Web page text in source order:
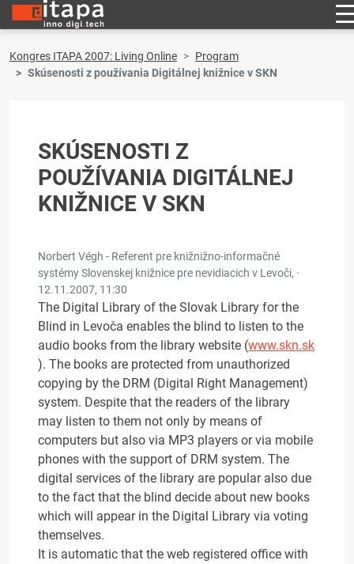
Kongres ITAPA 2007: Living Online
Program
Skúsenosti z používania Digitálnej knižnice v SKN
SKÚSENOSTI Z
POUŽÍVANIA DIGITÁLNEJ
KNIŽNICE V SKN
Norbert Végh - Referent pre knižnižno-informačné
systémy Slovenskej knižnice pre nevidiacich v Levoči, ·
12.11.2007, 11:30
The Digital Library of the Slovak Library for the
Blind in Levoča enables the blind to listen to the
audio books from the library website (www.skn.sk
). The books are protected from unauthorized
copying by the DRM (Digital Right Management)
system. Despite that the readers of the library
may listen to them not only by means of
computers but also via MP3 players or via mobile
phones with the support of DRM system. The
digital services of the library are popular also due
to the fact that the blind decide about new books
which will appear in the Digital Library via voting
themselves.
It is automatic that the web registered office with